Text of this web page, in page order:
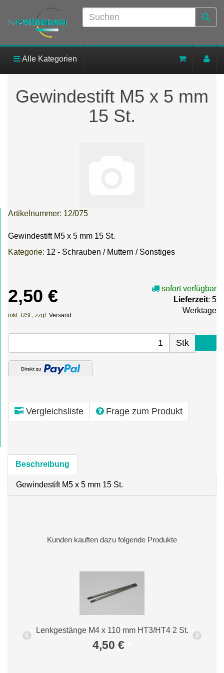
Alle Kategorien
Gewindestift M5 x 5 mm
15 St.
Artikelnummer: 12/075
Gewindestift M5 x 5 mm 15 St.
Kategorie: 12 - Schrauben / Muttern / Sonstiges
2,50 €
inkl. USt., zzgl. Versand
sofort verfügbar
Lieferzeit: 5
Werktage
Stk
Vergleichsliste Frage zum Produkt
Beschreibung
Gewindestift M5 x 5 mm 15 St.
Kunden kauften dazu folgende Produkte
Lenkgestänge M4 x 110 mm HT3/HT4 2 St.
4,50 €